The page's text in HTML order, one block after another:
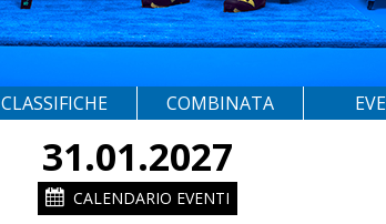
CLASSIFICHE COMBINATA
31.01.2027
CALENDARIO EVENTI